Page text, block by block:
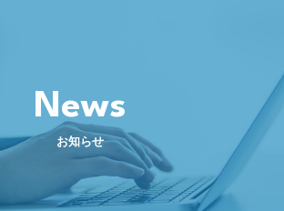
News
お知らせ